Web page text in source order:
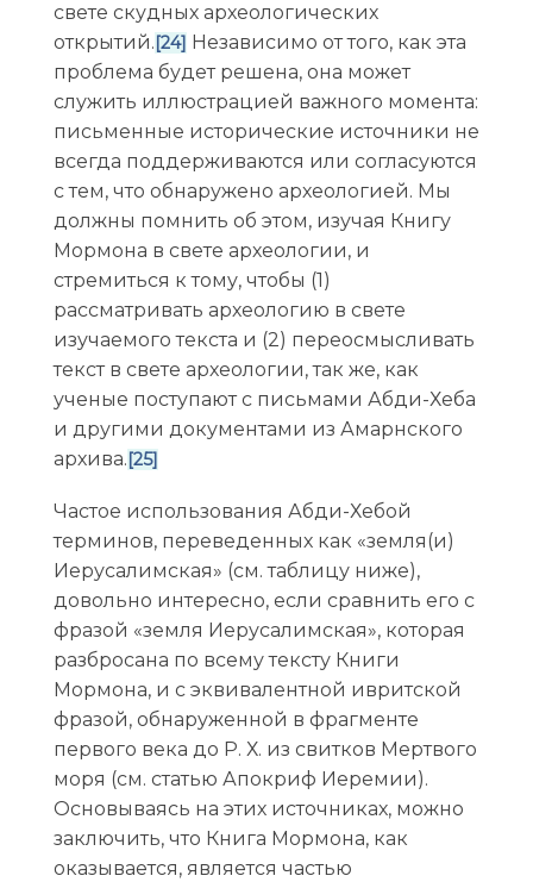
свете скудных археологических
открытий.[24] Независимо от того, как эта
проблема будет решена, она может
служить иллюстрацией важного момента:
письменные исторические источники не
всегда поддерживаются или согласуются
с тем, что обнаружено археологией. Мы
должны помнить об этом, изучая Книгу
Мормона в свете археологии, и
стремиться к тому, чтобы (1)
рассматривать археологию в свете
изучаемого текста и (2) переосмысливать
текст в свете археологии, так же, как
ученые поступают с письмами Абди-Хеба
и другими документами из Амарнского
архива.[25]
Частое использования Абди-Хебой
терминов, переведенных как «земля(и)
Иерусалимская» (см. таблицу ниже),
довольно интересно, если сравнить его с
фразой «земля Иерусалимская», которая
разбросана по всему тексту Книги
Мормона, и с эквивалентной ивритской
фразой, обнаруженной в фрагменте
первого века до Р. Х. из свитков Мертвого
моря (см. статью Апокриф Иеремии).
Основываясь на этих источниках, можно
заключить, что Книга Мормона, как
оказывается, является частью